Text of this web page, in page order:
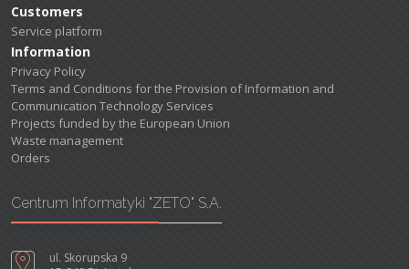
Customers
Service platform
Information
Privacy Policy
Terms and Conditions for the Provision of Information and
Communication Technology Services
Projects funded by the European Union
Waste management
Orders
Centrum Informatyki "ZETO" S.A.
ul. Skorupska 9